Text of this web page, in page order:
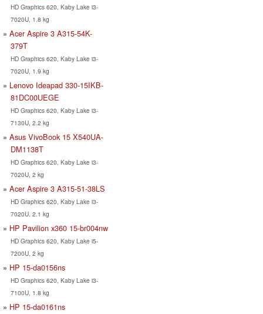
HD Graphics 620, Kaby Lake i3-
7020U, 1.8 kg
Acer Aspire 3 A315-54K-
379T
HD Graphics 620, Kaby Lake i3-
7020U, 1.9 kg
Lenovo Ideapad 330-15IKB-
81DC00UEGE
HD Graphics 620, Kaby Lake i3-
7130U, 2.2 kg
Asus VivoBook 15 X540UA-
DM1138T
HD Graphics 620, Kaby Lake i3-
7020U, 2 kg
Acer Aspire 3 A315-51-38LS
HD Graphics 620, Kaby Lake i3-
7020U, 2.1 kg
HP Pavilion x360 15-br004nw
HD Graphics 620, Kaby Lake i5-
7200U, 2 kg
HP 15-da0156ns
HD Graphics 620, Kaby Lake i3-
7100U, 1.8 kg
HP 15-da0161ns